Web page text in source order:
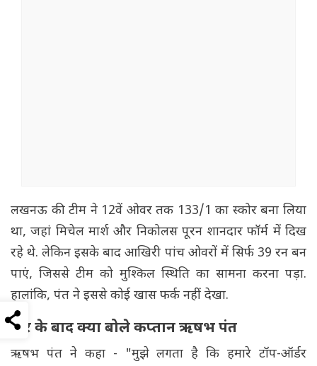
लखनऊ की टीम ने 12वें ओवर तक 133/1 का स्कोर बना लिया
था, जहां मिचेल मार्श और निकोलस पूरन शानदार फॉर्म में दिख
रहे थे. लेकिन इसके बाद आखिरी पांच ओवरों में सिर्फ 39 रन बन
पाएं, जिससे टीम को मुश्किल स्थिति का सामना करना पड़ा.
हालांकि, पंत ने इससे कोई खास फर्क नहीं देखा.
हार के बाद क्या बोले कप्तान ऋषभ पंत
ऋषभ पंत ने कहा - "मुझे लगता है कि हमारे टॉप-ऑर्डर